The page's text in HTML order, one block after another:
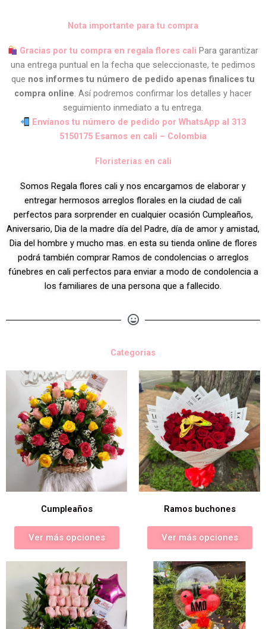
Nota importante para tu compra
Gracias por tu compra en regala flores caliPara garantizar
una entrega puntual en la fecha que seleccionaste, te pedimos
que nos informes tu número de pedido apenas finalices tu
compra online. Así podremos confirmar los detalles y hacer
seguimiento inmediato a tu entrega.
Envíanos tu número de pedido por WhatsApp al 313
5150175 Esamos en cali – Colombia
Floristerias en cali
Somos Regala flores cali y nos encargamos de elaborar y
entregar hermosos arreglos florales en la ciudad de cali
perfectos para sorprender en cualquier ocasión Cumpleaños,
Aniversario, Dia de la madre día del Padre, día de amor y amistad,
Dia del hombre y mucho mas. en esta su tienda online de flores
podrá también comprar Ramos de condolencias o arreglos
fúnebres en cali perfectos para enviar a modo de condolencia a
los familiares de una persona que a fallecido.
Categorias
Cumpleaños
Ver más opciones
Ramos buchones
Ver más opciones